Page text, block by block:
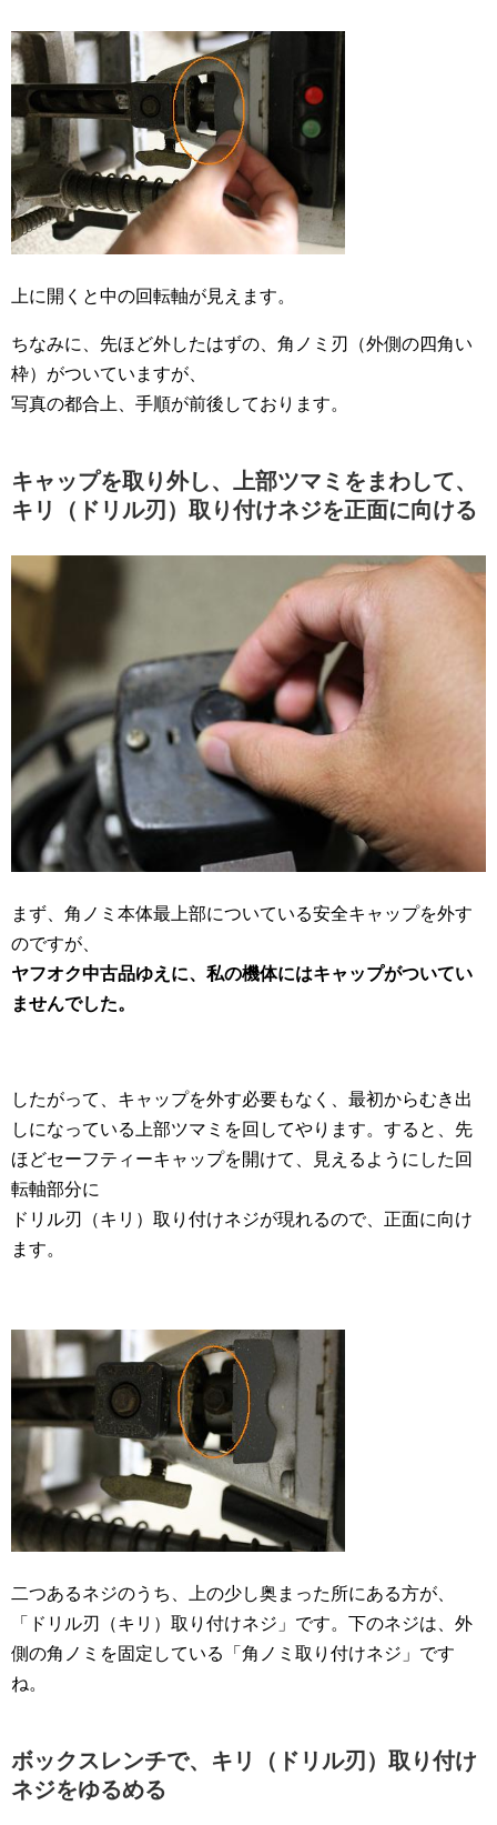
上に開くと中の回転軸が見えます。
ちなみに、先ほど外したはずの、角ノミ刃（外側の四角い
枠）がついていますが、
写真の都合上、手順が前後しております。
キャップを取り外し、上部ツマミをまわして、
キリ（ドリル刃）取り付けネジを正面に向ける
まず、角ノミ本体最上部についている安全キャップを外す
のですが、
ヤフオク中古品ゆえに、私の機体にはキャップがついてい
ませんでした。
したがって、キャップを外す必要もなく、最初からむき出
しになっている上部ツマミを回してやります。すると、先
ほどセーフティーキャップを開けて、見えるようにした回
転軸部分に
ドリル刃（キリ）取り付けネジが現れるので、正面に向け
ます。
二つあるネジのうち、上の少し奥まった所にある方が、
「ドリル刃（キリ）取り付けネジ」です。下のネジは、外
側の角ノミを固定している「角ノミ取り付けネジ」です
ね。
ボックスレンチで、キリ（ドリル刃）取り付け
ネジをゆるめる